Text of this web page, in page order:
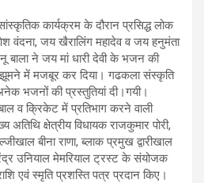
कार्यक्रम के दौरान प्रसिद्ध लोक
वंदना, जय खैरालिंग महादेव व जय हनुमंता
बाला ने जय मां धारी देवी के भजन की
झूमने में मजबूर कर दिया। गढकला संस्कृति
भजनों की प्रस्तुतियां दी।गयी।
व क्रिकेट में प्रतिभाग करने वाली
अतिथि क्षेत्रीय विधायक राजकुमार पोरी,
बीना राणा, ब्लाक प्रमुख द्वारीखाल
उनियाल मेमरियाल ट्रस्ट के संयोजक
एवं स्मृति प्रशस्ति पत्र प्रदान किए।